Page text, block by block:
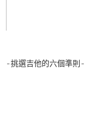
-挑選吉他的六個準則-